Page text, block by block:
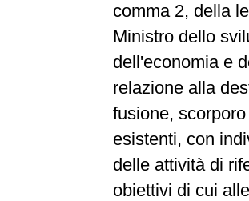
comma 2, della
Ministro dello
dell'economia e
relazione alla
fusione,
esistenti, con
delle attività di
obiettivi di cui